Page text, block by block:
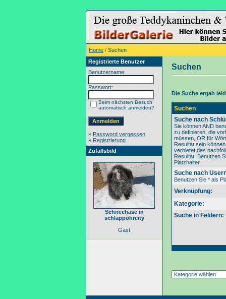
Home / Suchen
Registrierte Benutzer
Benutzername:
Passwort:
Beim nächsten Besuch
automatisch anmelden?
» Password vergessen
» Registrierung
Zufallsbild
Schneehase in
schlappohrcity
Gast
Suchen
Die Suche ergab
Suchen
Suche nach
Sie können AND
zu definieren, die
müssen, OR für
Resultat sein
verbietet das
Resultat. Benutzen
Platzhalter.
Suche nach
Benutzen Sie * als
Verknüpfung:
Kategorie:
Suche in Feldern: